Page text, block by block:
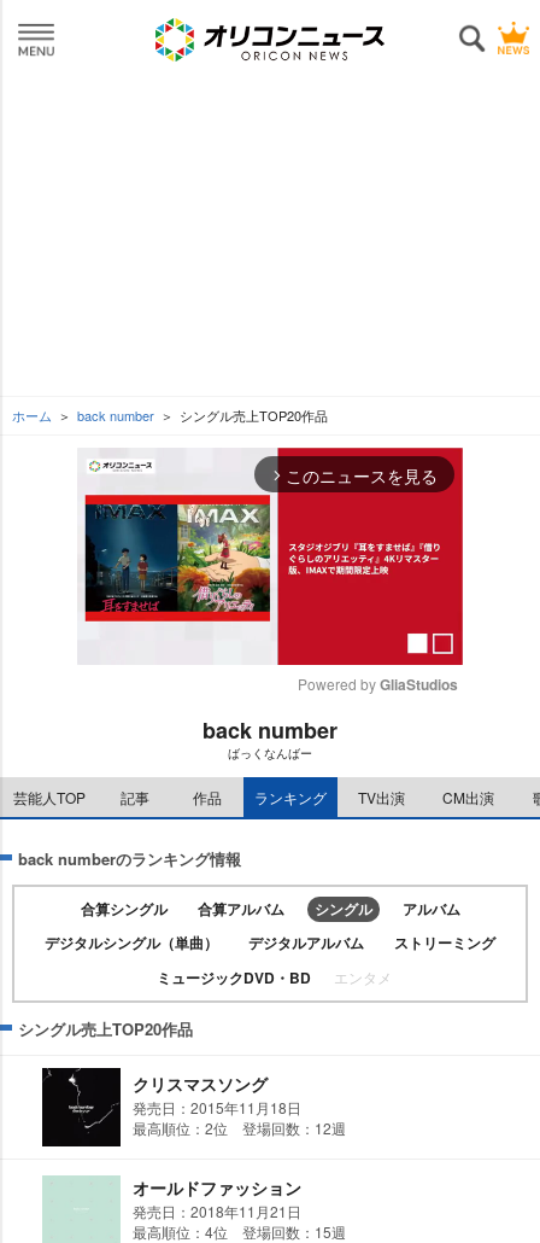
ホーム back number シングル売上TOP20作品
arrow_forward_ios このニュースを見る
t
e
Powered by GliaStudios
back number
ばっくなんばー
芸能人TOP 記事 作品 ランキング TV出演 CM出演
back numberのランキング情報
合算シングル 合算アルバム シングル
アルバム
デジタルシングル（単曲）
デジタルアルバム
ストリーミング
ミュージックDVD・BD
エンタメ
シングル売上TOP20作品
クリスマスソング
発売日：2015年11月18日
最高順位：2位 登場回数：12週
オールドファッション
発売日：2018年11月21日
最高順位：4位 登場回数：15週